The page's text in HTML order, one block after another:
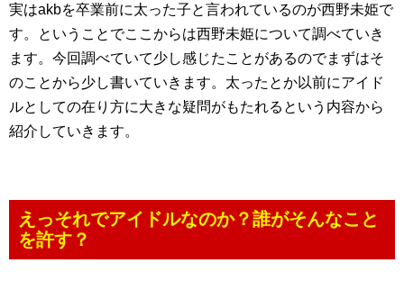
実はakbを卒業前に太った子と言われているのが西野未姫で
す。ということでここからは西野未姫について調べていき
ます。今回調べていて少し感じたことがあるのでまずはそ
のことから少し書いていきます。太ったとか以前にアイド
ルとしての在り方に大きな疑問がもたれるという内容から
紹介していきます。
えっそれでアイドルなのか？誰がそんなこと
を許す？